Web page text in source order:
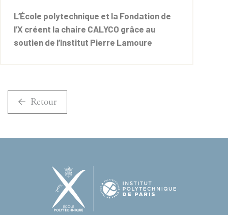
L’École polytechnique et la Fondation de
l’X créent la chaire CALYCO grâce au
soutien de l’Institut Pierre Lamoure
Retour